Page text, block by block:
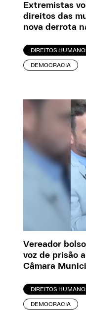
Extremistas
direitos das
nova derrota
DIREITOS
DEMOCRACIA
Vereador
voz de prisão
Câmara
DIREITOS
DEMOCRACIA